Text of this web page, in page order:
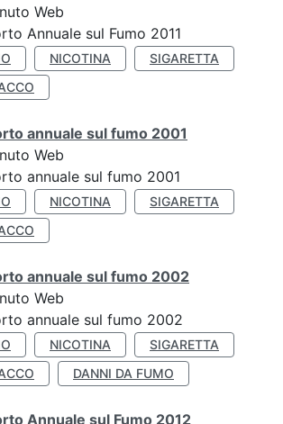
Web
Annuale sul Fumo 2011
NICOTINA
SIGARETTA
annuale sul fumo 2001
Web
annuale sul fumo 2001
NICOTINA
SIGARETTA
annuale sul fumo 2002
Web
annuale sul fumo 2002
NICOTINA
SIGARETTA
DANNI DA FUMO
Annuale sul Fumo 2012